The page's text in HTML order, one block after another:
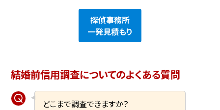
探偵事務所
一発見積もり
結婚前信用調査についてのよくある質問
どこまで調査できますか？